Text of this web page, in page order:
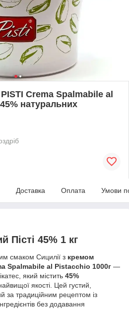
Crema Spalmabile al
натуральних
Доставка Оплата Умови
Пісті 45% 1 кг
смаком Сицилії з кремом
Spalmabile al Pistacchio 1000г —
який містить 45%
якості. Цей густий,
за традиційним рецептом із
без додавання